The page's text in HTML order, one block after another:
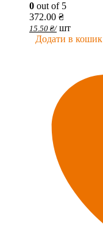
0 out of 5
372.00 ₴
15.50 ₴/ шт
Додати в кошик